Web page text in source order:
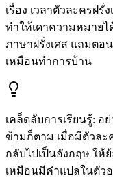
เรื่อง เวลาตัวละครฝ
ทำให้เดาความหมาย
ภาษาฝรั่งเศส แถมตอ
เหมือนทำการบ้าน
เคล็ดลับการเรียนรู้: อ
ข้ามก็ตาม เมื่อมีตัวละ
กลับไปเป็นอังกฤษ ให้
เหมือนมีคำแปลในตัว